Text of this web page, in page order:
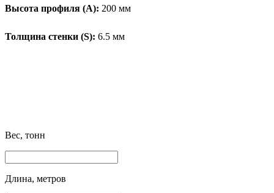
Высота профиля (А): 200 мм
Толщина стенки (S): 6.5 мм
Вес, тонн
Длина, метров